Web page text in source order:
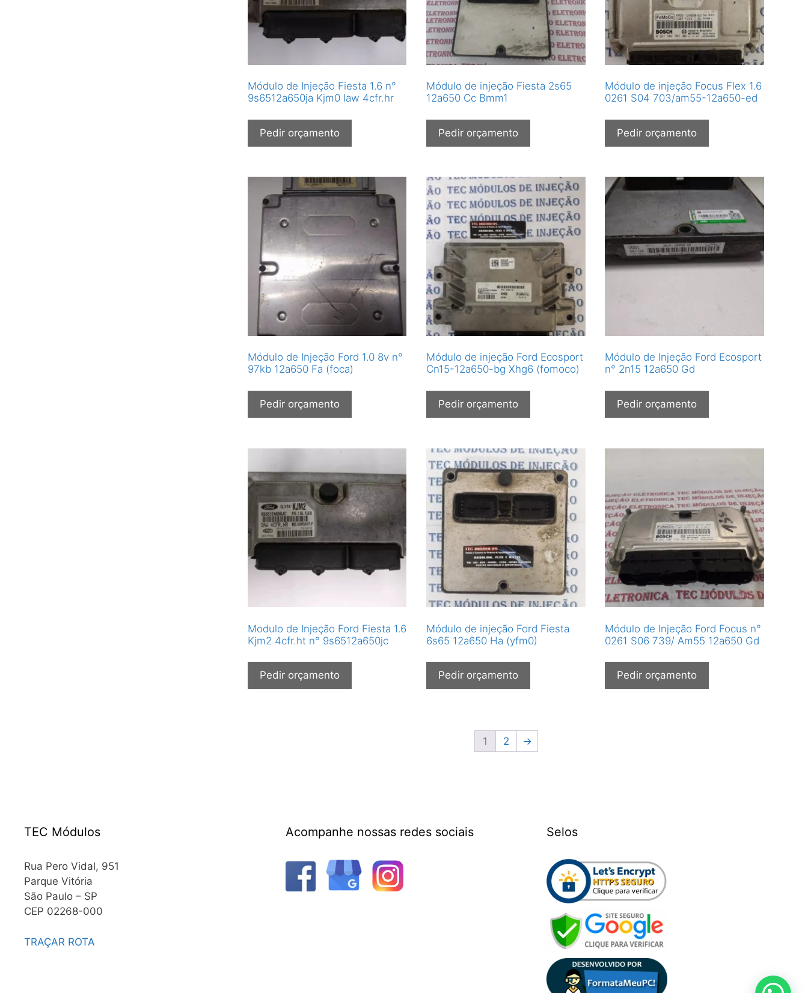
Módulo de Injeção Fiesta 1.6 n°
9s6512a650ja Kjm0 Iaw 4cfr.hr
Pedir orçamento
Módulo de injeção Fiesta 2s65
12a650 Cc Bmm1
Pedir orçamento
Módulo de injeção Focus Flex 1.6
0261 S04 703/am55-12a650-ed
Pedir orçamento
Módulo de Injeção Ford 1.0 8v n°
97kb 12a650 Fa (foca)
Pedir orçamento
Módulo de injeção Ford Ecosport
Cn15-12a650-bg Xhg6 (fomoco)
Pedir orçamento
Módulo de Injeção Ford Ecosport
n° 2n15 12a650 Gd
Pedir orçamento
Modulo de Injeção Ford Fiesta 1.6
Kjm2 4cfr.ht n° 9s6512a650jc
Pedir orçamento
Módulo de injeção Ford Fiesta
6s65 12a650 Ha (yfm0)
Pedir orçamento
Módulo de Injeção Ford Focus n°
0261 S06 739/ Am55 12a650 Gd
Pedir orçamento
1 2 →
TEC Módulos
Rua Pero Vidal, 951
Parque Vitória
São Paulo – SP
CEP 02268-000
TRAÇAR ROTA
Acompanhe nossas redes sociais Selos